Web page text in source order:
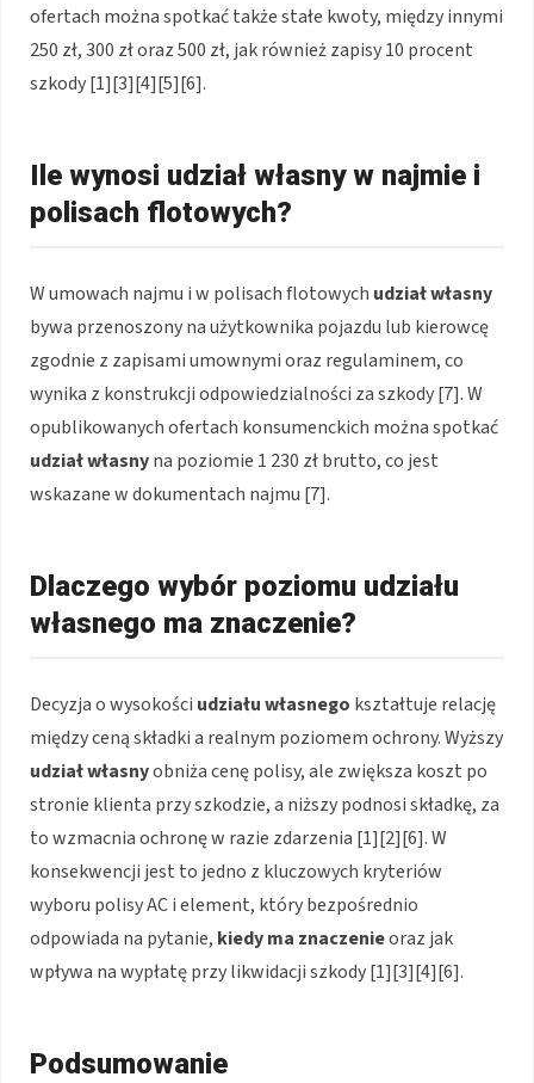
ofertach można spotkać także stałe kwoty, między innymi
250 zł, 300 zł oraz 500 zł, jak również zapisy 10 procent
szkody [1][3][4][5][6].
Ile wynosi udział własny w najmie i
polisach flotowych?
W umowach najmu i w polisach flotowych udział własny
bywa przenoszony na użytkownika pojazdu lub kierowcę
zgodnie z zapisami umownymi oraz regulaminem, co
wynika z konstrukcji odpowiedzialności za szkody [7]. W
opublikowanych ofertach konsumenckich można spotkać
udział własnyna poziomie 1 230 zł brutto, co jest
wskazane w dokumentach najmu [7].
Dlaczego wybór poziomu udziału
własnego ma znaczenie?
Decyzja o wysokości udziału własnego kształtuje relację
między ceną składki a realnym poziomem ochrony. Wyższy
udział własnyobniża cenę polisy, ale zwiększa koszt po
stronie klienta przy szkodzie, a niższy podnosi składkę, za
to wzmacnia ochronę w razie zdarzenia [1][2][6]. W
konsekwencji jest to jedno z kluczowych kryteriów
wyboru polisy AC i element, który bezpośrednio
odpowiada na pytanie, kiedy ma znaczenieoraz jak
wpływa na wypłatę przy likwidacji szkody [1][3][4][6].
Podsumowanie